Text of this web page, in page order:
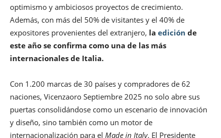
optimismo y ambiciosos proyectos de crecimiento.
Además, con más del 50% de visitantes y el 40% de
expositores provenientes del extranjero, la edición de
este año se confirma como una de las más
internacionales de Italia.
Con 1.200 marcas de 30 países y compradores de 62
naciones, Vicenzaoro Septiembre 2025 no solo abre sus
puertas consolidándose como un escenario de innovación
y diseño, sino también como un motor de
internacionalización para el Made in Italy. El Presidente